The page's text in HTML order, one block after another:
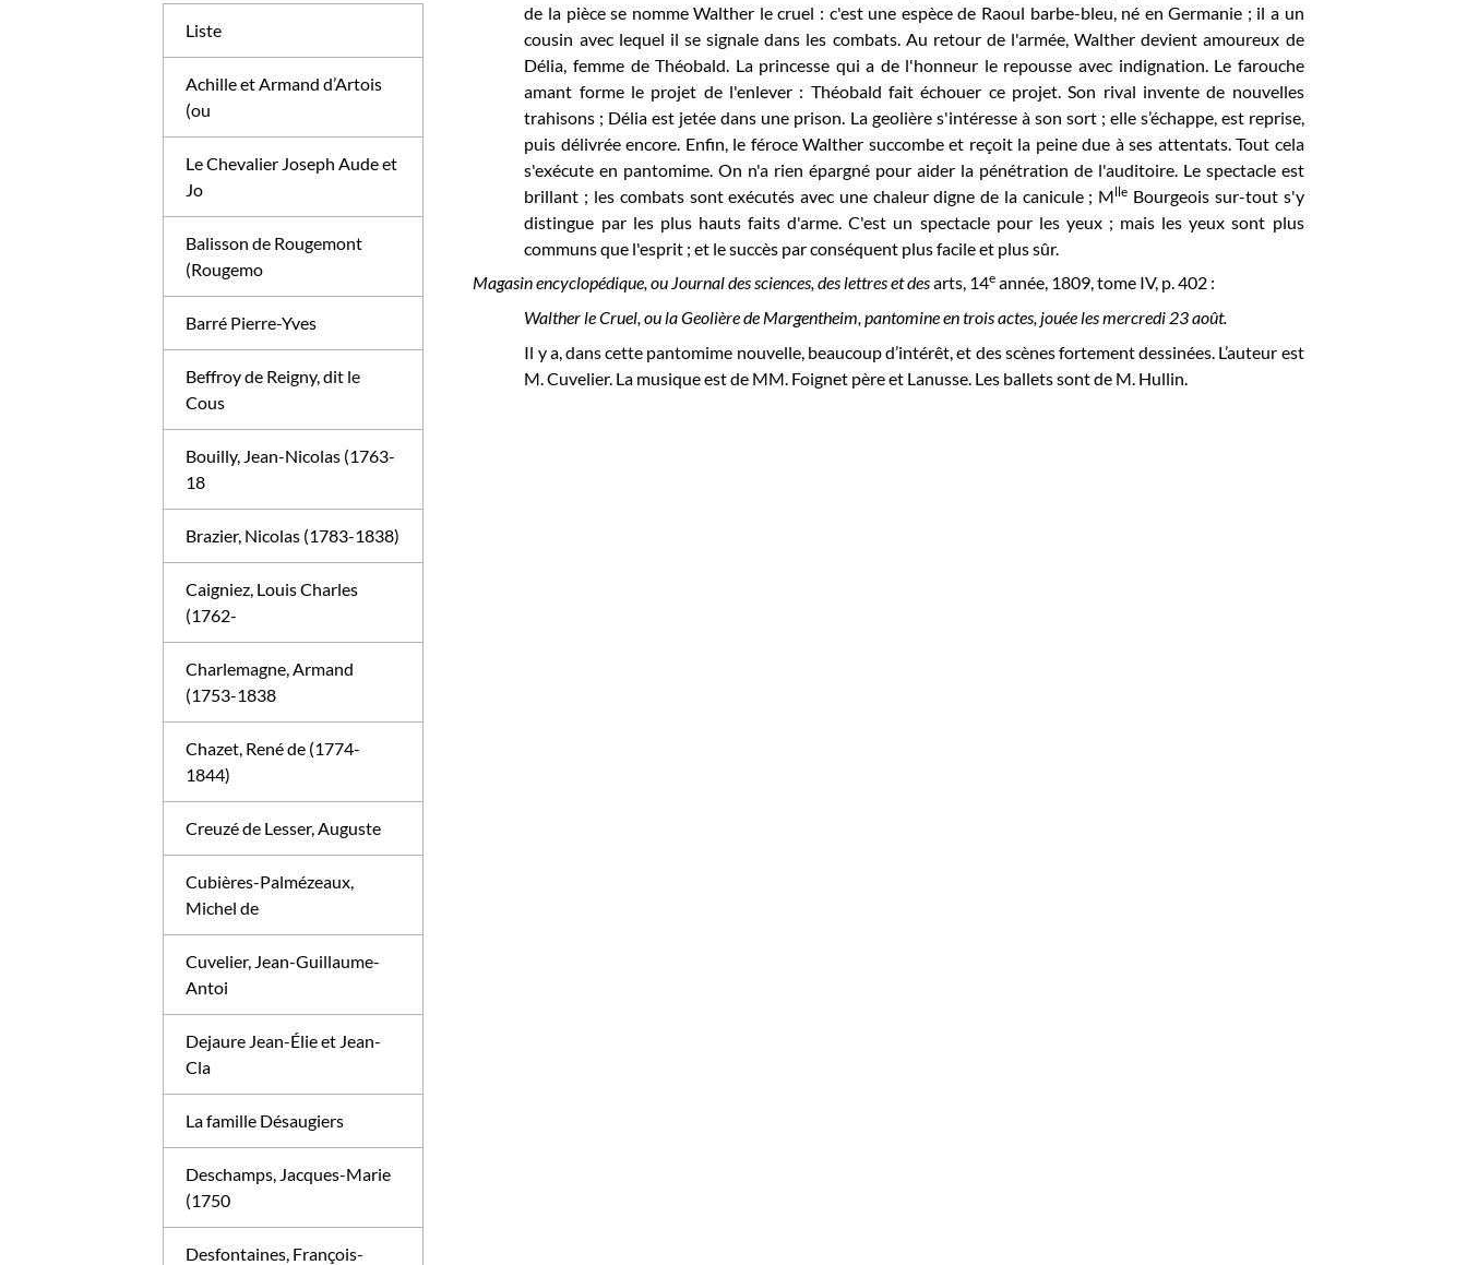
de la pièce se nomme Walther le cruel : c'est une espèce de Raoul barbe-bleu, né en Germanie ; il a un
cousin avec lequel il se signale dans les combats. Au retour de l'armée, Walther devient amoureux de
Délia, femme de Théobald. La princesse qui a de l'honneur le repousse avec indignation. Le farouche
amant forme le projet de l'enlever : Théobald fait échouer ce projet. Son rival invente de nouvelles
trahisons ; Délia est jetée dans une prison. La geolière s'intéresse à son sort ; elle s’échappe, est reprise,
puis délivrée encore. Enfin, le féroce Walther succombe et reçoit la peine due à ses attentats. Tout cela
s'exécute en pantomime. On n'a rien épargné pour aider la pénétration de l'auditoire. Le spectacle est
brillant ; les combats sont exécutés avec une chaleur digne de la canicule ; Mlle Bourgeois sur-tout s'y
distingue par les plus hauts faits d'arme. C'est un spectacle pour les yeux ; mais les yeux sont plus
communs que l'esprit ; et le succès par conséquent plus facile et plus sûr.
Magasin encyclopédique, ou Journal des sciences, des lettres et desarts, 14e année, 1809, tome IV, p. 402 :
Walther le Cruel, ou la Geolière de Margentheim, pantomine en trois actes, jouée les mercredi 23 août.
Il y a, dans cette pantomime nouvelle, beaucoup d’intérêt, et des scènes fortement dessinées. L’auteur est
M. Cuvelier. La musique est de MM. Foignet père et Lanusse. Les ballets sont de M. Hullin.
Liste
Achille et Armand d’Artois
(ou
Le Chevalier Joseph Aude et
Jo
Balisson de Rougemont
(Rougemo
Barré Pierre-Yves
Beffroy de Reigny, dit le
Cous
Bouilly, Jean-Nicolas (1763-
18
Brazier, Nicolas (1783-1838)
Caigniez, Louis Charles
(1762-
Charlemagne, Armand
(1753-1838
Chazet, René de (1774-
1844)
Creuzé de Lesser, Auguste
Cubières-Palmézeaux,
Michel de
Cuvelier, Jean-Guillaume-
Antoi
Dejaure Jean-Élie et Jean-
Cla
La famille Désaugiers
Deschamps, Jacques-Marie
(1750
Desfontaines, François-